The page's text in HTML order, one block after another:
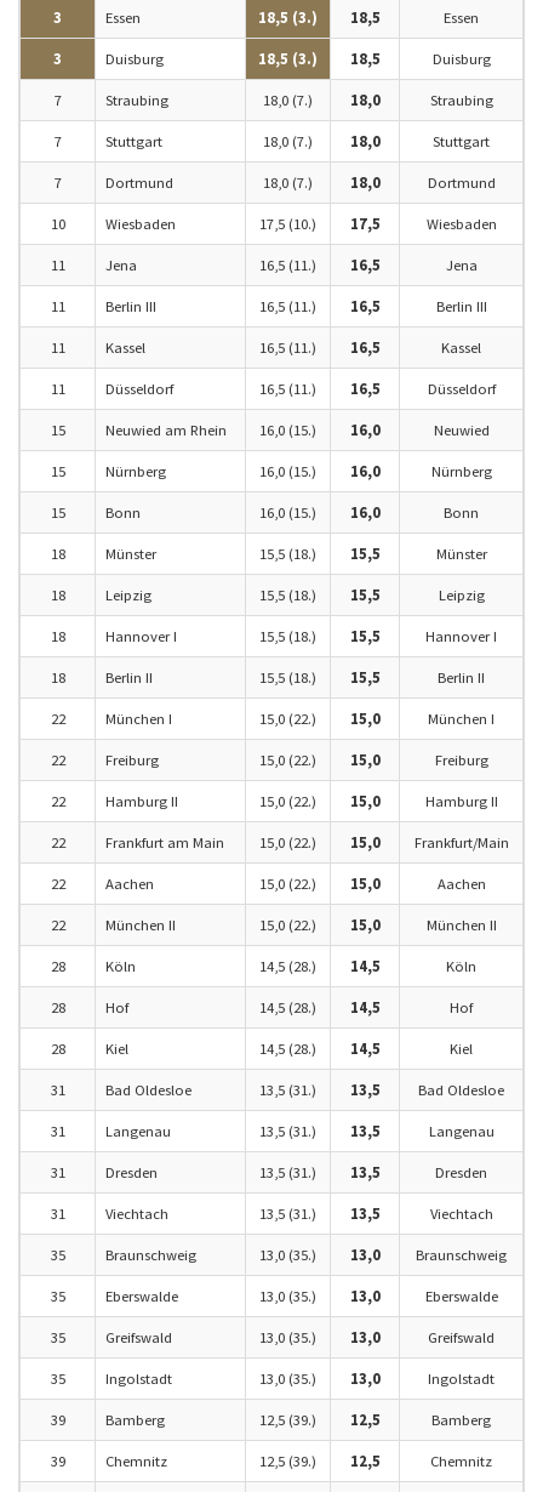
3 Essen 18,5 (3.) 18,5 Essen
3 Duisburg 18,5 (3.) 18,5 Duisburg
7 Straubing 18,0 (7.) 18,0 Straubing
7 Stuttgart 18,0 (7.) 18,0 Stuttgart
7 Dortmund 18,0 (7.) 18,0 Dortmund
10 Wiesbaden 17,5 (10.) 17,5 Wiesbaden
11 Jena 16,5 (11.) 16,5 Jena
11 Berlin III 16,5 (11.) 16,5 Berlin III
11 Kassel 16,5 (11.) 16,5 Kassel
11 Düsseldorf 16,5 (11.) 16,5 Düsseldorf
15 Neuwied am Rhein 16,0 (15.) 16,0 Neuwied
15 Nürnberg 16,0 (15.) 16,0 Nürnberg
15 Bonn 16,0 (15.) 16,0 Bonn
18 Münster 15,5 (18.) 15,5 Münster
18 Leipzig 15,5 (18.) 15,5 Leipzig
18 Hannover I 15,5 (18.) 15,5 Hannover I
18 Berlin II 15,5 (18.) 15,5 Berlin II
22 München I 15,0 (22.) 15,0 München I
22 Freiburg 15,0 (22.) 15,0 Freiburg
22 Hamburg II 15,0 (22.) 15,0 Hamburg II
22 Frankfurt am Main 15,0 (22.) 15,0 Frankfurt/Main
22 Aachen 15,0 (22.) 15,0 Aachen
22 München II 15,0 (22.) 15,0 München II
28 Köln 14,5 (28.) 14,5 Köln
28 Hof 14,5 (28.) 14,5 Hof
28 Kiel 14,5 (28.) 14,5 Kiel
31 Bad Oldesloe 13,5 (31.) 13,5 Bad Oldesloe
31 Langenau 13,5 (31.) 13,5 Langenau
31 Dresden 13,5 (31.) 13,5 Dresden
31 Viechtach 13,5 (31.) 13,5 Viechtach
35 Braunschweig 13,0 (35.) 13,0 Braunschweig
35 Eberswalde 13,0 (35.) 13,0 Eberswalde
35 Greifswald 13,0 (35.) 13,0 Greifswald
35 Ingolstadt 13,0 (35.) 13,0 Ingolstadt
39 Bamberg 12,5 (39.) 12,5 Bamberg
39 Chemnitz 12,5 (39.) 12,5 Chemnitz